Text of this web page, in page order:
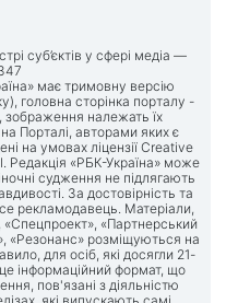
суб’єктів у сфері медіа —
має тримовну версію
головна сторінка порталу -
зображення належать їх
Порталі, авторами яких є
на умовах ліцензії Creative
Редакція «РБК-Україна» може
судження не підлягають
За достовірність та
рекламодавець. Матеріали,
«Партнерський
«Резонанс» розміщуються на
для осіб, які досягли 21-
інформаційний формат, що
пов'язані з діяльністю